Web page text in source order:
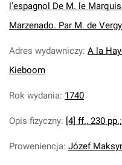
l'espagnol De M. le
Marzenado. Par M. de
Adres wydawniczy: A la
Kieboom
Rok wydania: 1740
Opis fizyczny: [4] ff., 230 pp.;
Proweniencja: Józef